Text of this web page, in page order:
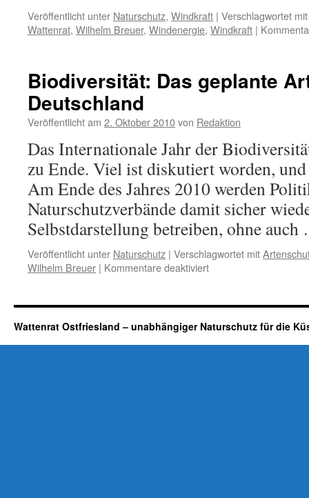
Veröffentlicht unter Naturschutz, Windkraft | Verschlagwortet mit
Wattenrat, Wilhelm Breuer, Windenergie, Windkraft |
Biodiversität: Das geplante
Deutschland
Veröffentlicht am 2. Oktober 2010von Redaktion
Das Internationale Jahr der
zu Ende. Viel ist diskutiert worden,
Am Ende des Jahres 2010 werden
Naturschutzverbände damit sicher
Selbstdarstellung betreiben, ohne
Veröffentlicht unter Naturschutz | Verschlagwortet mit
Wilhelm Breuer | Kommentare deaktiviertfür
geplante
Artensterben
Deutschland
Wattenrat Ostfriesland – unabhängiger Naturschutz für die